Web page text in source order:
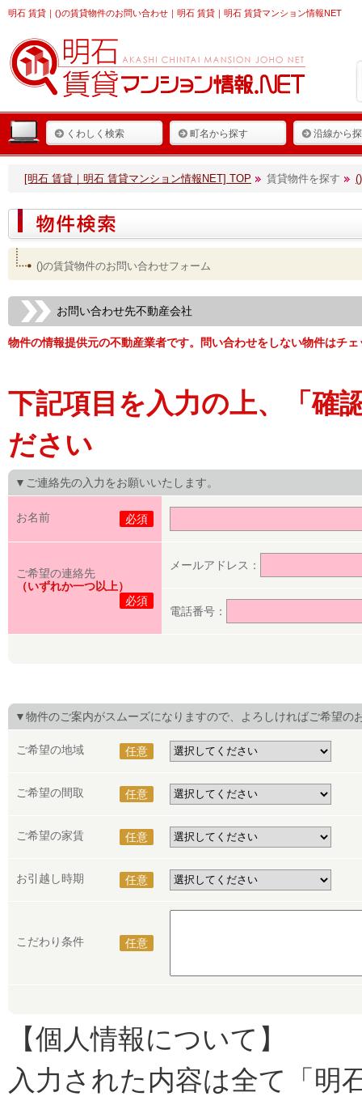
明石 賃貸 ｜()の賃貸物件のお問い合わせ｜明石 賃貸｜明石 賃貸マンション情報NET
くわしく検索 町名から探す 沿線から
[明石 賃貸｜明石 賃貸マンション情報NET] TOP 賃貸物件を探す
()の賃貸物件のお問い合わせフォーム
お問い合わせ先不動産会社
物件の情報提供元の不動産業者です。問い合わせをしない物件はチ
下記項目を入力の上、「確
ださい
▼ご連絡先の入力をお願いいたします。
お名前 必須
ご希望の連絡先
（いずれか一つ以上）
必須
メールアドレス：
電話番号：
▼物件のご案内がスムーズになりますので、よろしければご希望の
ご希望の地域 任意
ご希望の間取 任意
ご希望の家賃 任意
お引越し時期 任意
こだわり条件 任意
【個人情報について】
入力された内容は全て「明